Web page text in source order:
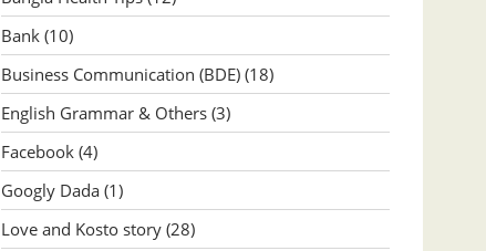
Bank (10)
Business Communication (BDE) (18)
English Grammar & Others (3)
Facebook (4)
Googly Dada (1)
Love and Kosto story (28)